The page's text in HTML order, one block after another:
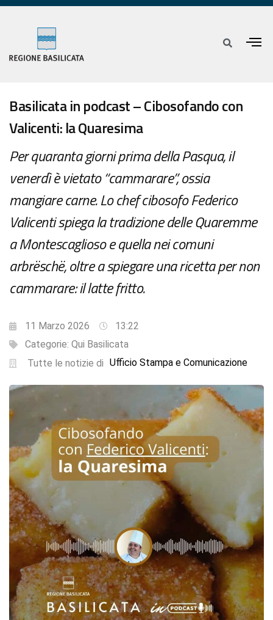
Basilicata in podcast – Cibosofando con
Valicenti: la Quaresima
Per quaranta giorni prima della Pasqua, il
venerdì è vietato “cammarare”, ossia
mangiare carne. Lo chef cibosofo Federico
Valicenti spiega la tradizione delle Quaremme
a Montescaglioso e quella nei comuni
arbrëschë, oltre a spiegare una ricetta per non
cammarare: il latte fritto.
11 Marzo 2026
13:22
Categorie: Qui Basilicata
Tutte le notizie di Ufficio Stampa e Comunicazione